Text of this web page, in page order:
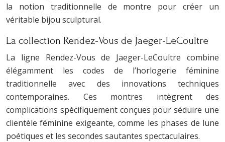
la notion traditionnelle de montre pour créer un
véritable bijou sculptural.
La collection Rendez-Vous de Jaeger-LeCoultre
La ligne Rendez-Vous de Jaeger-LeCoultre combine
élégamment les codes de l’horlogerie féminine
traditionnelle avec des innovations techniques
contemporaines. Ces montres intègrent des
complications spécifiquement conçues pour séduire une
clientèle féminine exigeante, comme les phases de lune
poétiques et les secondes sautantes spectaculaires.